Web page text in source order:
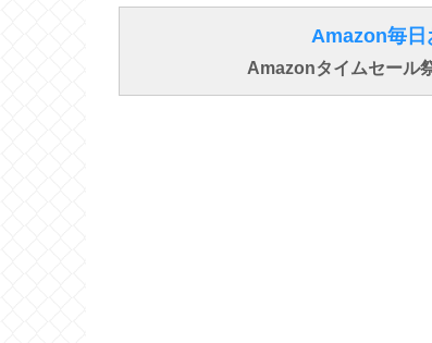
Amazon毎日
Amazonタイムセール